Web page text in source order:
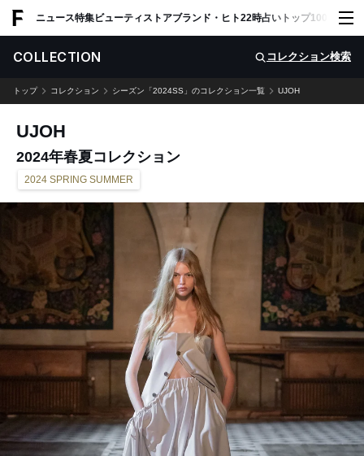
ニュース特集ビューティ ストアブランド・ヒト22時占い トップ100 スナッ
COLLECTION コレクション検索
トップ コレクション シーズン「2024SS」のコレクション一覧 UJOH
UJOH
2024年春夏コレクション
2024 SPRING SUMMER